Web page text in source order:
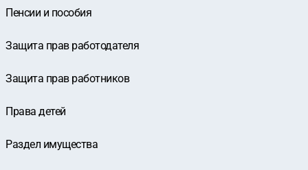
Пенсии и пособия
Защита прав работодателя
Защита прав работников
Права детей
Раздел имущества